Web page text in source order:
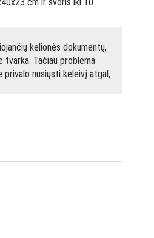
kelionės dokumentų,
tvarka. Tačiau problema
privalo nusiųsti keleivį atgal,